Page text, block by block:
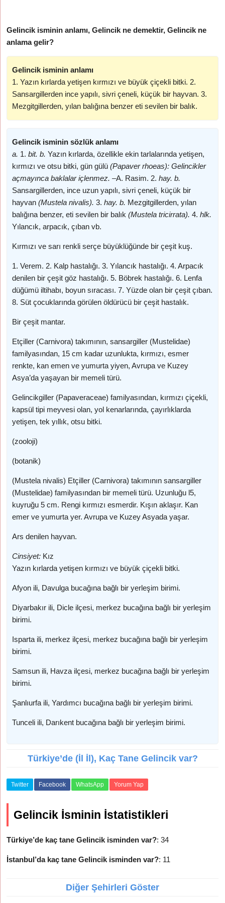
Gelincik isminin anlamı, Gelincik ne demektir, Gelincik ne
anlama gelir?
Gelincik isminin anlamı
1. Yazın kırlarda yetişen kırmızı ve büyük çiçekli bitki. 2.
Sansargillerden ince yapılı, sivri çeneli, küçük bir hayvan. 3.
Mezgitgillerden, yılan balığına benzer eti sevilen bir balık.
Gelincik isminin sözlük anlamı
a. 1.bit. b. Yazın kırlarda, özellikle ekin tarlalarında yetişen,
kırmızı ve otsu bitki, gün gülü(Papaver rhoeas): Gelincikler
açmayınca baklalar içlenmez. –A. Rasim. 2.hay. b.
Sansargillerden, ince uzun yapılı, sivri çeneli, küçük bir
hayvan(Mustela nivalis). 3.hay. b. Mezgitgillerden, yılan
balığına benzer, eti sevilen bir balık(Mustela tricirrata). 4.hlk.
Yılancık, arpacık, çıban vb.
Kırmızı ve sarı renkli serçe büyüklüğünde bir çeşit kuş.
1. Verem. 2. Kalp hastalığı. 3. Yılancık hastalığı. 4. Arpacık
denilen bir çeşit göz hastalığı. 5. Böbrek hastalığı. 6. Lenfa
düğümü iltihabı, boyun sıracası. 7. Yüzde olan bir çeşit çıban.
8. Süt çocuklarında görülen öldürücü bir çeşit hastalık.
Bir çeşit mantar.
Etçiller (Carnivora) takımının, sansargiller (Mustelidae)
familyasından, 15 cm kadar uzunlukta, kırmızı, esmer
renkte, kan emen ve yumurta yiyen, Avrupa ve Kuzey
Asya’da yaşayan bir memeli türü.
Gelincikgiller (Papaveraceae) familyasından, kırmızı çiçekli,
kapsül tipi meyvesi olan, yol kenarlarında, çayırlıklarda
yetişen, tek yıllık, otsu bitki.
(zooloji)
(botanik)
(Mustela nivalis) Etçiller (Carnivora) takımının sansargiller
(Mustelidae) familyasından bir memeli türü. Uzunluğu l5,
kuyruğu 5 cm. Rengi kırmızı esmerdir. Kışın aklaşır. Kan
emer ve yumurta yer. Avrupa ve Kuzey Asyada yaşar.
Ars denilen hayvan.
Cinsiyet: Kız
Yazın kırlarda yetişen kırmızı ve büyük çiçekli bitki.
Afyon ili, Davulga bucağına bağlı bir yerleşim birimi.
Diyarbakır ili, Dicle ilçesi, merkez bucağına bağlı bir yerleşim
birimi.
Isparta ili, merkez ilçesi, merkez bucağına bağlı bir yerleşim
birimi.
Samsun ili, Havza ilçesi, merkez bucağına bağlı bir yerleşim
birimi.
Şanlıurfa ili, Yardımcı bucağına bağlı bir yerleşim birimi.
Tunceli ili, Darıkent bucağına bağlı bir yerleşim birimi.
Türkiye’de (İl İl), Kaç Tane Gelincik var?
Twitter Facebook WhatsApp Yorum Yap
Gelincik İsminin İstatistikleri
Türkiye’de kaç tane Gelincik isminden var?: 34
İstanbul’da kaç tane Gelincik isminden var?: 11
Diğer Şehirleri Göster